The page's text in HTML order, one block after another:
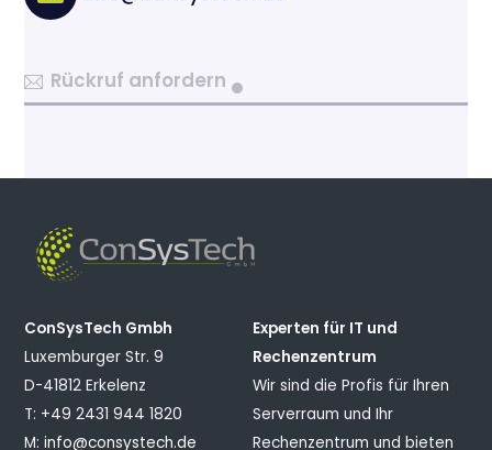
Rückruf anfordern
ConSysTech Gmbh
Luxemburger Str. 9
D-41812 Erkelenz
T: +49 2431 944 1820
M:info@consystech.de
Experten für IT und
Rechenzentrum
Wir sind die Profis für Ihren
Serverraum und Ihr
Rechenzentrum und bieten